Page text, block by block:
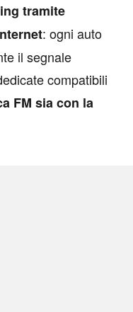
tramite
: ogni auto
il segnale
compatibili
FM sia con la